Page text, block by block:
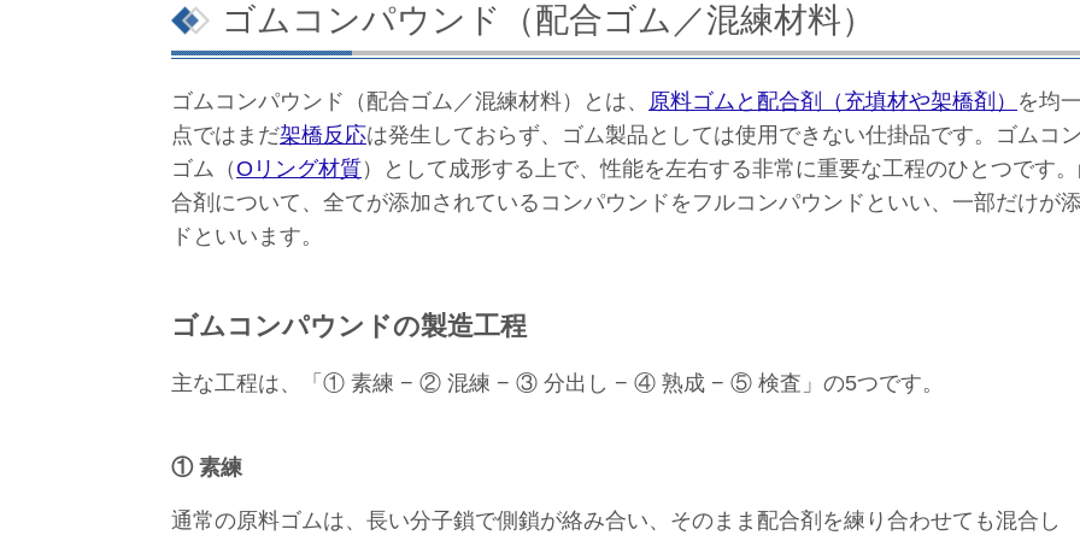
ゴムコンパウンド（配合ゴム／混練材料）
ゴムコンパウンド（配合ゴム／混練材料）とは、 原料ゴムと配合剤（充填材や架橋剤） を均
点ではまだ架橋反応は発生しておらず、ゴム製品としては使用できない仕掛品です。ゴムコ
ゴム（Oリング材質）として成形する上で、性能を左右する非常に重要な工程のひとつです
合剤について、全てが添加されているコンパウンドをフルコンパウンドといい、一部だけが
ドといいます。
ゴムコンパウンドの製造工程
主な工程は、「① 素練 − ② 混練 − ③ 分出し − ④ 熟成 − ⑤ 検査」の5つです。
① 素練
通常の原料ゴムは、長い分子鎖で側鎖が絡み合い、そのまま配合剤を練り合わせても混合し